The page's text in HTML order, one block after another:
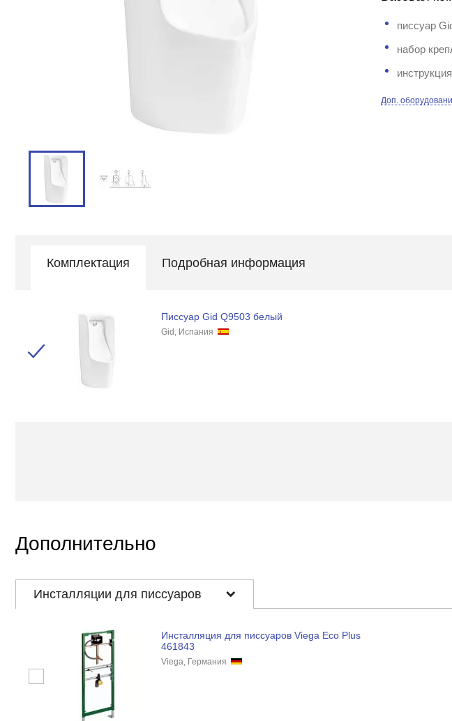
писсуар
набор
инструкция
Доп.
Комплектация Подробная информация
Писсуар Gid Q9503 белый
Gid, Испания
Дополнительно
Инсталляции для писсуаров
Инсталляция для писсуаров Viega Eco Plus
461843
Viega, Германия